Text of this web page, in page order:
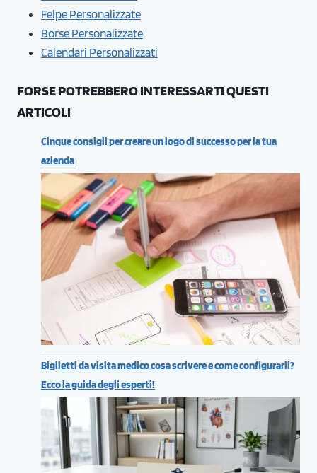
Felpe Personalizzate
Borse Personalizzate
Calendari Personalizzati
FORSE POTREBBERO INTERESSARTI QUESTI
ARTICOLI
Cinque consigli per creare un logo di successo per la tua
azienda
Biglietti da visita medico cosa scrivere e come configurarli?
Ecco la guida degli esperti!